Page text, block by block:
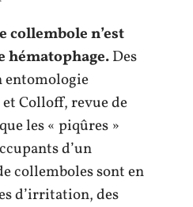
collembole n’est
hématophage.Des
entomologie
Colloff, revue de
les « piqûres »
d’un
collemboles sont en
d’irritation, des